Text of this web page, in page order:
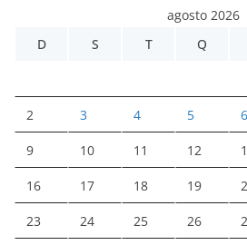
agosto 2026
D
S T Q
2 3 4 5 6
9 10 11 12
16 17 18 19
23 24 25 26